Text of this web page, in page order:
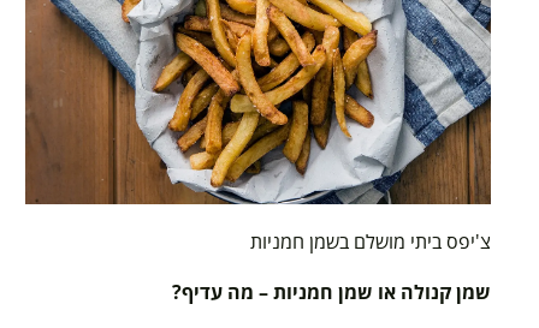
צ'יפס ביתי מושלם בשמן חמניות
שמן קנולה או שמן חמניות – מה עדיף?